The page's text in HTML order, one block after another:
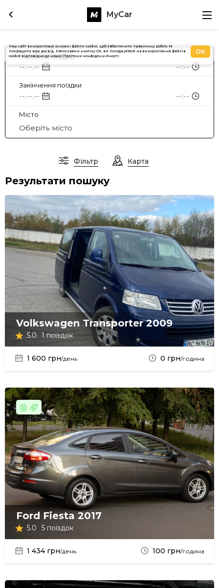
MyCar
Місто
Оберiть мiсто
Початок поїздки
--.--.-- --:--
Закінчення поїздки
--.--.-- --:--
Фільтр Карта
Результати пошуку
Volkswagen Transporter 2009
5.0 1 поїздок
1 600 грн/день 0 грн/година
Ford Fiesta 2017
5.0 5 поїздок
1 434 грн/день 100 грн/година
Наш сайт використовує основні файли cookie, щоб забезпечити правильну роботу та
покращити ваш досвід. Натискаючи кнопку OK, ви погоджуєтеся на використання файлів
cookie відповідно до нашої Політики конфіденційності.
ОК